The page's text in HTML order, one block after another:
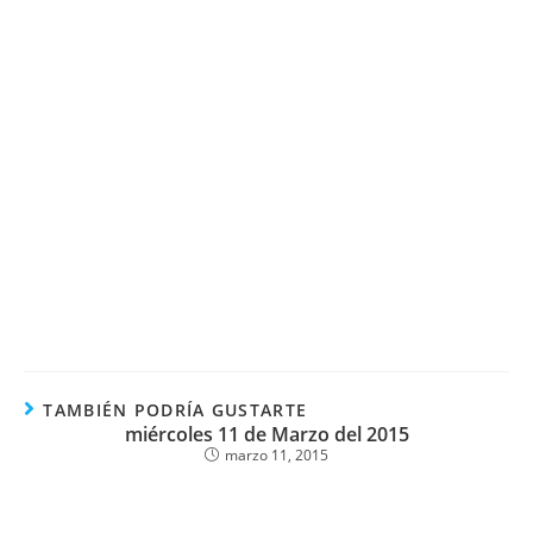
TAMBIÉN PODRÍA GUSTARTE
miércoles 11 de Marzo del 2015
marzo 11, 2015